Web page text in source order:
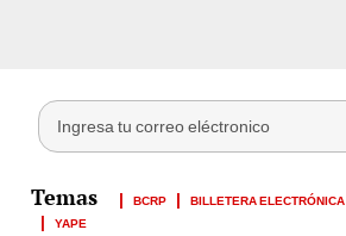
BCRP BILLETERA ELECTRÓNICA
YAPE